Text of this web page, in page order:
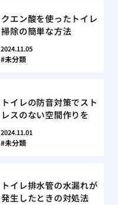
クエン酸を使ったトイレ
掃除の簡単な方法
2024.11.05
未分類
トイレの防音対策でスト
レスのない空間作りを
2024.11.01
未分類
トイレ排水管の水漏れが
発生したときの対処法